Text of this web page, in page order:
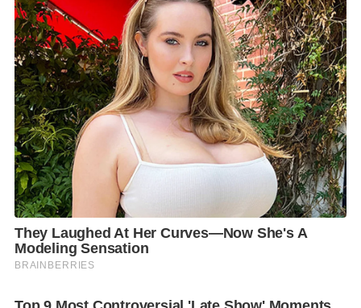
สมบูรณ์ วรปัญญาส
กุล กรรมการผู้จัดการ บริษัทแปซิฟิค พาร์ค ศรีราชา
จำกัดเปิดเผยว่า แปซิฟิค มอเตอร์ โชว์ ครั้งที่ 22 จัดงาน
ระหว่างวันที่ 23 พฤศจิกายน ถึงวันที่ 1 ธันวาคม 2562 ณ
ศูนย์การค้าแปซิฟิค พาร์ค ศรีราชา จังหวัดชลบุรี จัดภาย
ใต้คอนเซ็ปต์ “เลือกรถถูกใจ…เลือกสไตล์ที่เป็นคุณ” เพื่อ
สนับสนุนให้ผู้บริโภคได้เลือกยานยนต์ที่ถูกใจตนเองที่สุด
สะท้อนไลฟ์สไตล์อย่างไร้ขีดจำกัด ทั้งค่ายผู้ผลิต ประเภท
และรุ่นของยานยนต์ รวมถึงรถจักรยานยนต์หรือแม้
กระทั่งราคา การผ่อนชำระที่สามารถกำหนดได้ตามราย
ได้หรืองบประมาณที่ตั้งไว้ โดยมีบริษัทยานยนต์เข้าร่วม